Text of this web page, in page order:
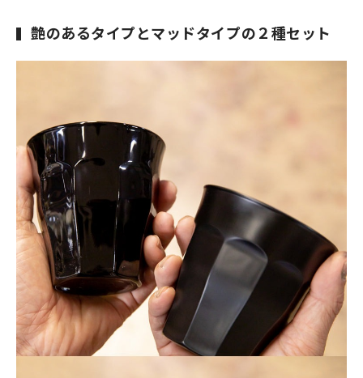
艶のあるタイプとマッドタイプの２種セット